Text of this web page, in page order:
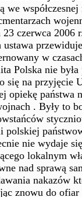
we
23 czerwca 2006
ustawa
w
Polska nie
się na przyjęcie
opiekę państwa
. Były to
polskiej
nie wydaje
lokalnym
nad sprawą
nakazów
znowu do